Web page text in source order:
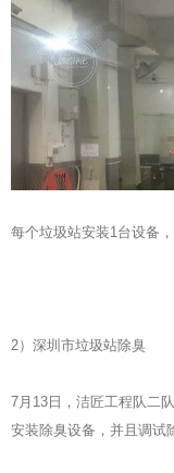
每个垃圾站安装1台设备
2）深圳市垃圾站除臭
7月13日，洁匠工程队二
安装除臭设备，并且调试